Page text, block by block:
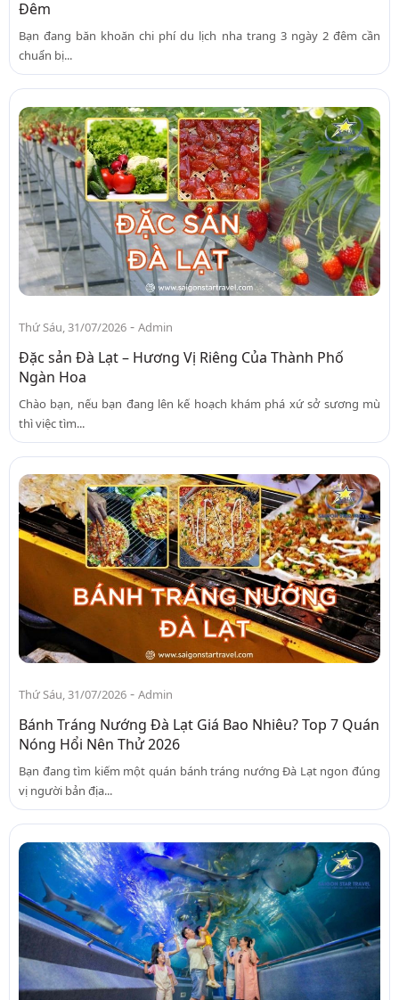
Đêm
Bạn đang băn khoăn chi phí du lịch nha trang 3 ngày 2 đêm cần
chuẩn bị...
Thứ Sáu, 31/07/2026 - Admin
Đặc sản Đà Lạt – Hương Vị Riêng Của Thành Phố
Ngàn Hoa
Chào bạn, nếu bạn đang lên kế hoạch khám phá xứ sở sương mù
thì việc tìm...
Thứ Sáu, 31/07/2026 - Admin
Bánh Tráng Nướng Đà Lạt Giá Bao Nhiêu? Top 7 Quán
Nóng Hổi Nên Thử 2026
Bạn đang tìm kiếm một quán bánh tráng nướng Đà Lạt ngon đúng
vị người bản địa...